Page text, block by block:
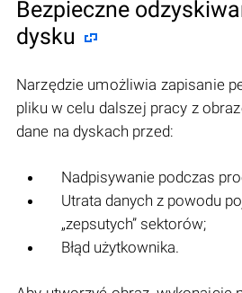
Bezpieczne
dysku
Narzędzie umożliwia zapisanie
pliku w celu dalszej pracy z
dane na dyskach przed:
Nadpisywanie podczas
Utrata danych z powodu
„zepsutych” sektorów;
Błąd użytkownika.